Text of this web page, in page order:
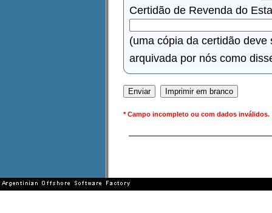
Certidão de Revenda do
(uma cópia da certidão
arquivada por nós como
* Campo incompleto ou com dados inválidos.